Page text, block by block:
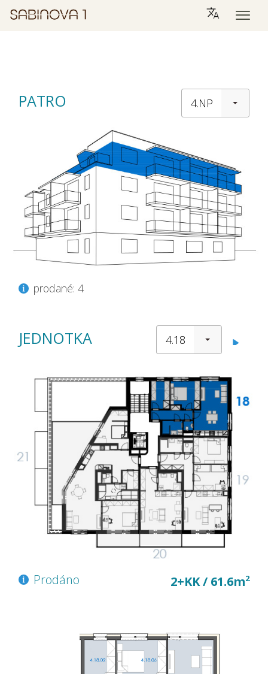
PATRO 4.NP
prodané: 4
JEDNOTKA 4.18
Prodáno 2+KK / 61.6m2